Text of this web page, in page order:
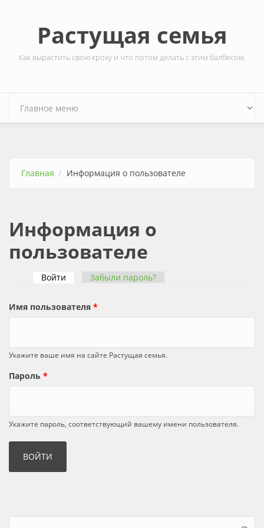
Растущая семья
Как вырастить свою кроху и что потом делать с этим балбесом.
Главная Информация о пользователе
Информация о
пользователе
Войти (активная вкладка)
Забыли пароль?
Имя пользователя *
Укажите ваше имя на сайте Растущая семья.
Пароль *
Укажите пароль, соответствующий вашему имени пользователя.